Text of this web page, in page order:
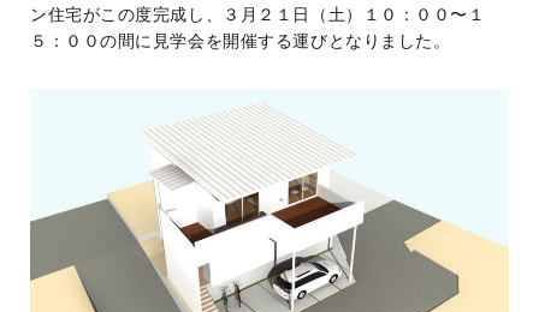
ン住宅がこの度完成し、３月２１日（土）１０：００〜１
５：００の間に見学会を開催する運びとなりました。